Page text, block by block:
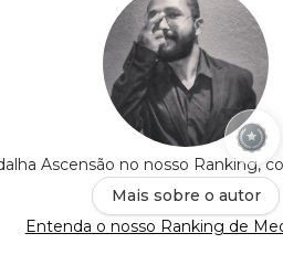
Ascensão no nosso Ranking,
Mais sobre o autor
Entenda o nosso Ranking de